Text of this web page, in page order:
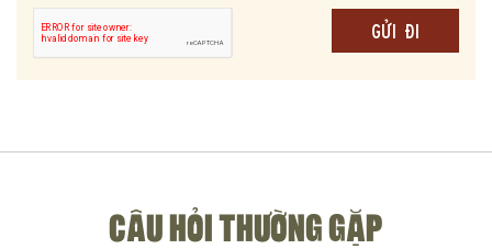
lấy từ các dòng suối tự nhiên tinh khiết của vùng Highland, nơi
khí hậu mát mẻ và đất đai màu mỡ tạo nên mùi vị đặc trưng cho
Người ta thường nói rằng để gây ấn tượng ngay từ lần đầu tiên
25 nói riêng và các dòng Whisky khác nói chung thì mùi hương
của rượu ngay từ khi mở nắp chai chính là điều đặc biệt.
CÂU HỎI THƯỜNG GẶP